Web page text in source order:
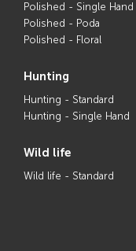
Polished - Single Hand
Polished - Poda
Polished - Floral
hunting
Hunting - Standard
Hunting - Single Hand
wild life
Wild life - Standard